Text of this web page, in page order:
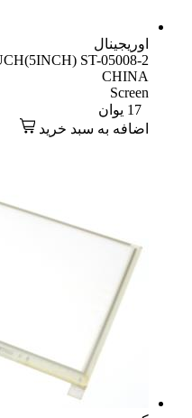
اوریجینال
ST-05008-2
CHINA
Screen
17 یوان
اضافه به سبد خرید